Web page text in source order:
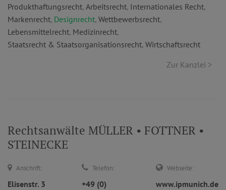
Produkthaftungsrecht, Arbeitsrecht, Internationales Recht,
Markenrecht, Designrecht, Wettbewerbsrecht,
Lebensmittelrecht, Medizinrecht,
Staatsrecht & Staatsorganisationsrecht, Wirtschaftsrecht
Zur Kanzlei >
Rechtsanwälte MÜLLER • FOTTNER •
STEINECKE
Anschrift:
Elisenstr. 3
Telefon:
+49 (0)
Webseite:
www.ipmunich.de